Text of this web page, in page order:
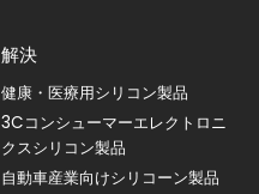
解決
健康・医療用シリコン製品
3Cコンシューマーエレクトロニ
クスシリコン製品
自動車産業向けシリコーン製品